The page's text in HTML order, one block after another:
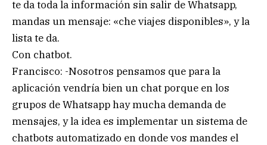
te da toda la información sin salir de Whatsapp,
mandas un mensaje: «che viajes disponibles», y la
lista te da.
Con chatbot.
Francisco: -Nosotros pensamos que para la
aplicación vendría bien un chat porque en los
grupos de Whatsapp hay mucha demanda de
mensajes, y la idea es implementar un sistema de
chatbots automatizado en donde vos mandes el